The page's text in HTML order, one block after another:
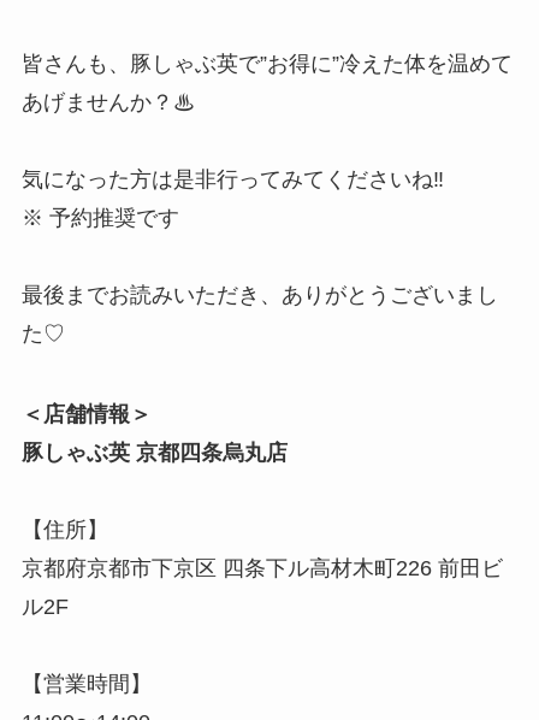
皆さんも、豚しゃぶ英で”お得に”冷えた体を温めて
あげませんか？♨
気になった方は是非行ってみてくださいね‼
※ 予約推奨です
最後までお読みいただき、ありがとうございまし
た♡
＜店舗情報＞
豚しゃぶ英 京都四条烏丸店
【住所】
京都府京都市下京区 四条下ル高材木町226 前田ビ
ル2F
【営業時間】